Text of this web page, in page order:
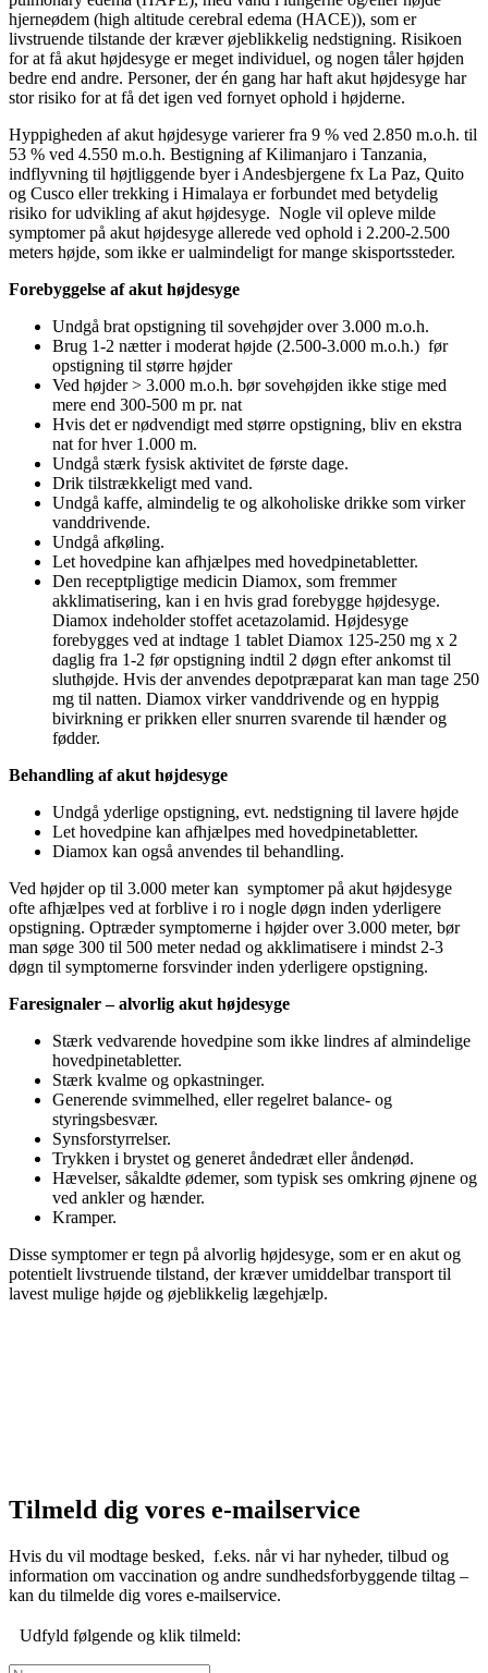
hjerneødem (high altitude cerebral edema (HACE)), som er
livstruende tilstande der kræver øjeblikkelig nedstigning. Risikoen
for at få akut højdesyge er meget individuel, og nogen tåler højden
bedre end andre. Personer, der én gang har haft akut højdesyge har
stor risiko for at få det igen ved fornyet ophold i højderne.
Hyppigheden af akut højdesyge varierer fra 9 % ved 2.850 m.o.h. til
53 % ved 4.550 m.o.h. Bestigning af Kilimanjaro i Tanzania,
indflyvning til højtliggende byer i Andesbjergene fx La Paz, Quito
og Cusco eller trekking i Himalaya er forbundet med betydelig
risiko for udvikling af akut højdesyge. Nogle vil opleve milde
symptomer på akut højdesyge allerede ved ophold i 2.200-2.500
meters højde, som ikke er ualmindeligt for mange skisportssteder.
Forebyggelse af akut højdesyge
Undgå brat opstigning til sovehøjder over 3.000 m.o.h.
Brug 1-2 nætter i moderat højde (2.500-3.000 m.o.h.) før
opstigning til større højder
Ved højder > 3.000 m.o.h. bør sovehøjden ikke stige med
mere end 300-500 m pr. nat
Hvis det er nødvendigt med større opstigning, bliv en ekstra
nat for hver 1.000 m.
Undgå stærk fysisk aktivitet de første dage.
Drik tilstrækkeligt med vand.
Undgå kaffe, almindelig te og alkoholiske drikke som virker
vanddrivende.
Undgå afkøling.
Let hovedpine kan afhjælpes med hovedpinetabletter.
Den receptpligtige medicin Diamox, som fremmer
akklimatisering, kan i en hvis grad forebygge højdesyge.
Diamox indeholder stoffet acetazolamid. Højdesyge
forebygges ved at indtage 1 tablet Diamox 125-250 mg x 2
daglig fra 1-2 før opstigning indtil 2 døgn efter ankomst til
sluthøjde. Hvis der anvendes depotpræparat kan man tage 250
mg til natten. Diamox virker vanddrivende og en hyppig
bivirkning er prikken eller snurren svarende til hænder og
fødder.
Behandling af akut højdesyge
Undgå yderlige opstigning, evt. nedstigning til lavere højde
Let hovedpine kan afhjælpes med hovedpinetabletter.
Diamox kan også anvendes til behandling.
Ved højder op til 3.000 meter kan symptomer på akut højdesyge
ofte afhjælpes ved at forblive i ro i nogle døgn inden yderligere
opstigning. Optræder symptomerne i højder over 3.000 meter, bør
man søge 300 til 500 meter nedad og akklimatisere i mindst 2-3
døgn til symptomerne forsvinder inden yderligere opstigning.
Faresignaler – alvorlig akut højdesyge
Stærk vedvarende hovedpine som ikke lindres af almindelige
hovedpinetabletter.
Stærk kvalme og opkastninger.
Generende svimmelhed, eller regelret balance- og
styringsbesvær.
Synsforstyrrelser.
Trykken i brystet og generet åndedræt eller åndenød.
Hævelser, såkaldte ødemer, som typisk ses omkring øjnene og
ved ankler og hænder.
Kramper.
Disse symptomer er tegn på alvorlig højdesyge, som er en akut og
potentielt livstruende tilstand, der kræver umiddelbar transport til
lavest mulige højde og øjeblikkelig lægehjælp.
Tilmeld dig vores e-mailservice
Hvis du vil modtage besked, f.eks. når vi har nyheder, tilbud og
information om vaccination og andre sundhedsforbyggende tiltag –
kan du tilmelde dig vores e-mailservice.
Udfyld følgende og klik tilmeld: